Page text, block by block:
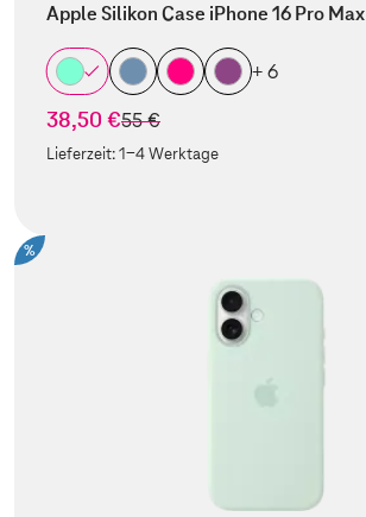
Apple Silikon Case iPhone 16 Pro Max
+ 6
38,50 €statt
55 €
Lieferzeit:1-4 Werktage
%